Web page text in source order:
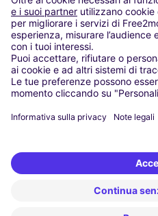
Madrid
Washington DC
Milano
Roma
Torino
Vienna
Berlino
Düsseldorf